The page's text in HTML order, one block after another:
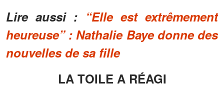
Lire aussi : “Elle est extrêmement
heureuse” : Nathalie Baye donne des
nouvelles de sa fille
LA TOILE A RÉAGI